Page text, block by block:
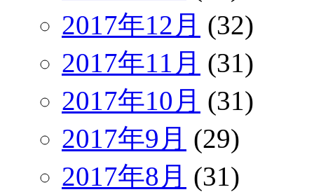
2017年12月 (32)
2017年11月 (31)
2017年10月 (31)
2017年9月 (29)
2017年8月 (31)